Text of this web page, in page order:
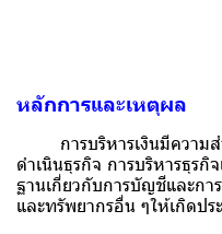
หลักการและเหตุผล
การบริหารเงินมีความส
ดำเนินธุรกิจ การบริหารธุร
ฐานเกี่ยวกับการบัญชีและกา
และทรัพยากรอื่น ๆให้เกิดป